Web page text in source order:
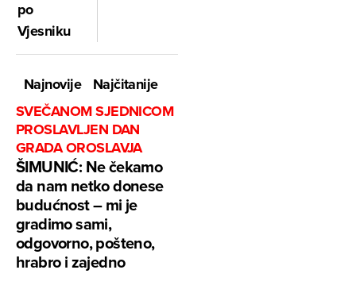
po
Vjesniku
Najnovije
Najčitanije
SVEČANOM SJEDNICOM
PROSLAVLJEN DAN
GRADA OROSLAVJA
ŠIMUNIĆ: Ne čekamo
da nam netko donese
budućnost – mi je
gradimo sami,
odgovorno, pošteno,
hrabro i zajedno